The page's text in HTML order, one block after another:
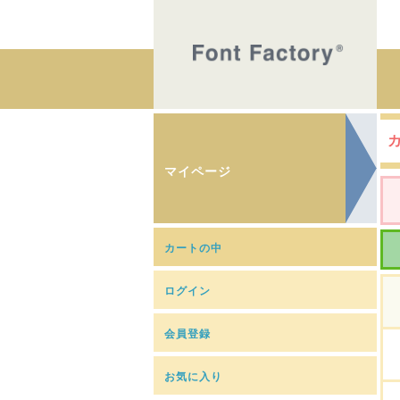
マイページ
カートの中
ログイン
会員登録
お気に入り